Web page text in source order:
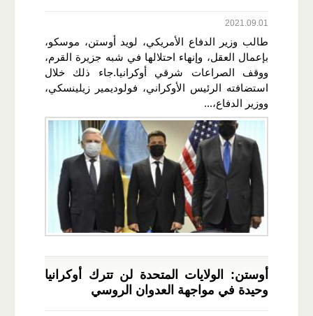
2021.09.01
طالب وزير الدفاع الأمريكي، لويد أوستن، موسكو،
بإعمال العقل، وإنهاء احتلالها في شبه جزيرة القرم،
ووقف الصراعات شرقي أوكرانيا.جاء ذلك خلال
استضافته الرئيس الأوكراني، فولوديمير زيلينسكي،
ووزير الدفاع،...
أوستن: الولايات المتحدة لن تترك أوكرانيا
وحيدة في مواجهة العدوان الروسي